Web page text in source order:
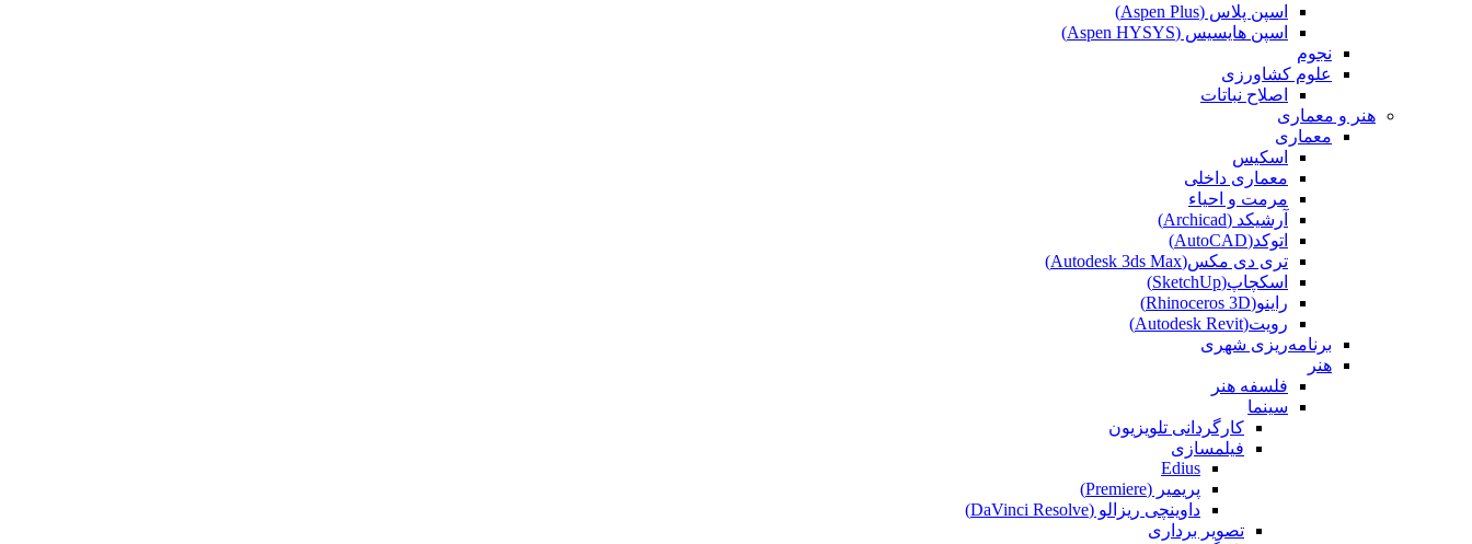
اسپن پلاس (Aspen Plus)
اسپن هایسیس (Aspen HYSYS)
نجوم
علوم کشاورزی
اصلاح نباتات
هنر و معماری
معماری
اسکیس
معماری داخلی
مرمت و احیاء
آرشیکد (Archicad)
اتوکد(AutoCAD)
تری دی مکس(Autodesk 3ds Max)
اسکچاپ(SketchUp)
راینو(Rhinoceros 3D)
رویت(Autodesk Revit)
برنامه‌ریزی شهری
هنر
فلسفه هنر
سینما
کارگردانی تلویزیون
فیلمسازی
Edius
پریمیر (Premiere)
داوینچی ریزالو (DaVinci Resolve)
تصویر برداری